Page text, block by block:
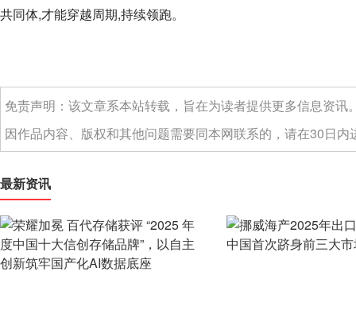
共同体,才能穿越周期,持续领跑。
免责声明：该文章系本站转载，旨在为读者提供更多信息资
因作品内容、版权和其他问题需要同本网联系的，请在30日内
最新资讯